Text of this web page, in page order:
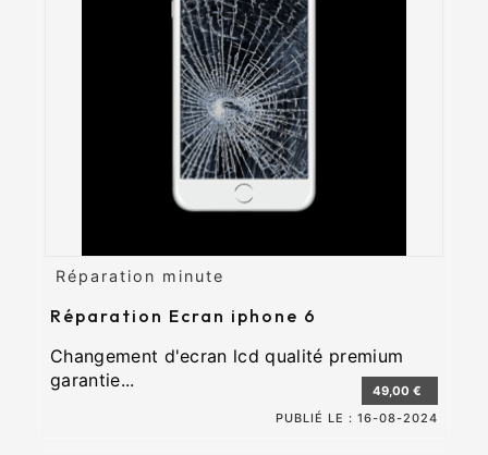
Réparation minute
Réparation Ecran iphone 6
Changement d'ecran lcd qualité premium
garantie...
49,00 €
PUBLIÉ LE : 16-08-2024